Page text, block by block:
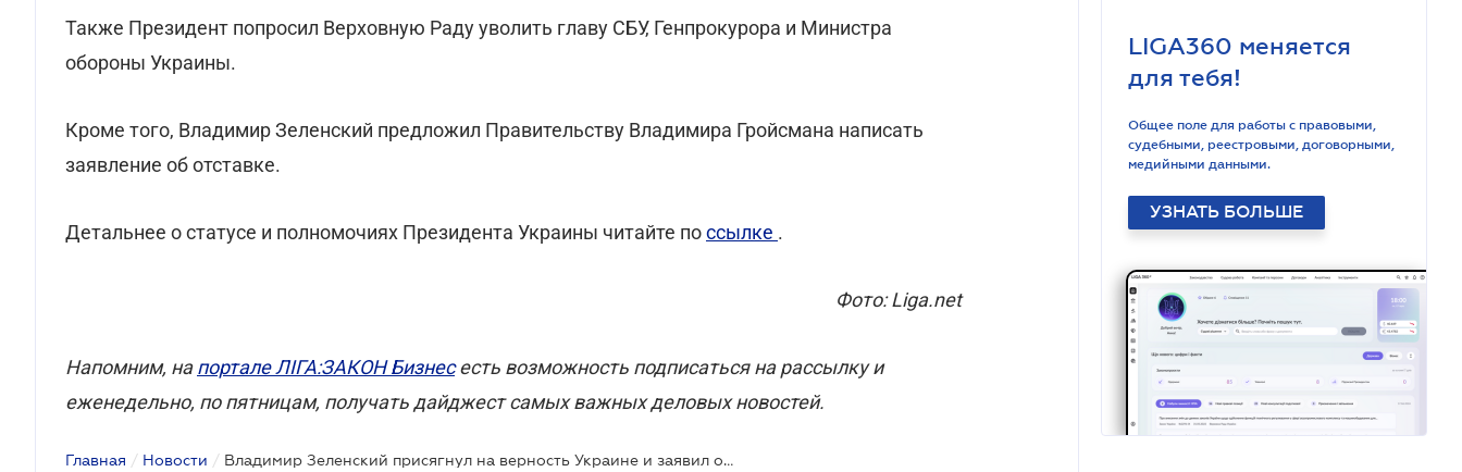
Также Президент попросил Верховную Раду уволить главу СБУ, Генпрокурора и Министра
обороны Украины.
Кроме того, Владимир Зеленский предложил Правительству Владимира Гройсмана написать
заявление об отставке.
Детальнее о статусе и полномочиях Президента Украины читайте поссылке .
Фото: Liga.net
Напомним, напортале ЛІГА:ЗАКОН Бизнесесть возможность подписаться на рассылку и
еженедельно, по пятницам, получать дайджест самых важных деловых новостей.
Главная / Новости / Владимир Зеленский присягнул на верность Украине и заявил о роспуске ВР
LIGA360 меняется
для тебя!
Общее поле для работы с правовыми,
судебными, реестровыми, договорными,
медийными данными.
УЗНАТЬ БОЛЬШЕ